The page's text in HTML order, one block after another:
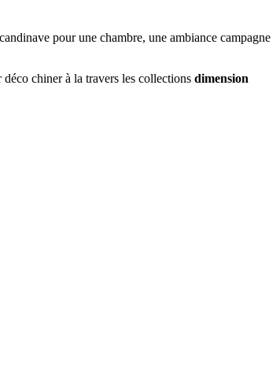
pour une chambre, une ambiance campagne
chiner à la travers les collections dimension